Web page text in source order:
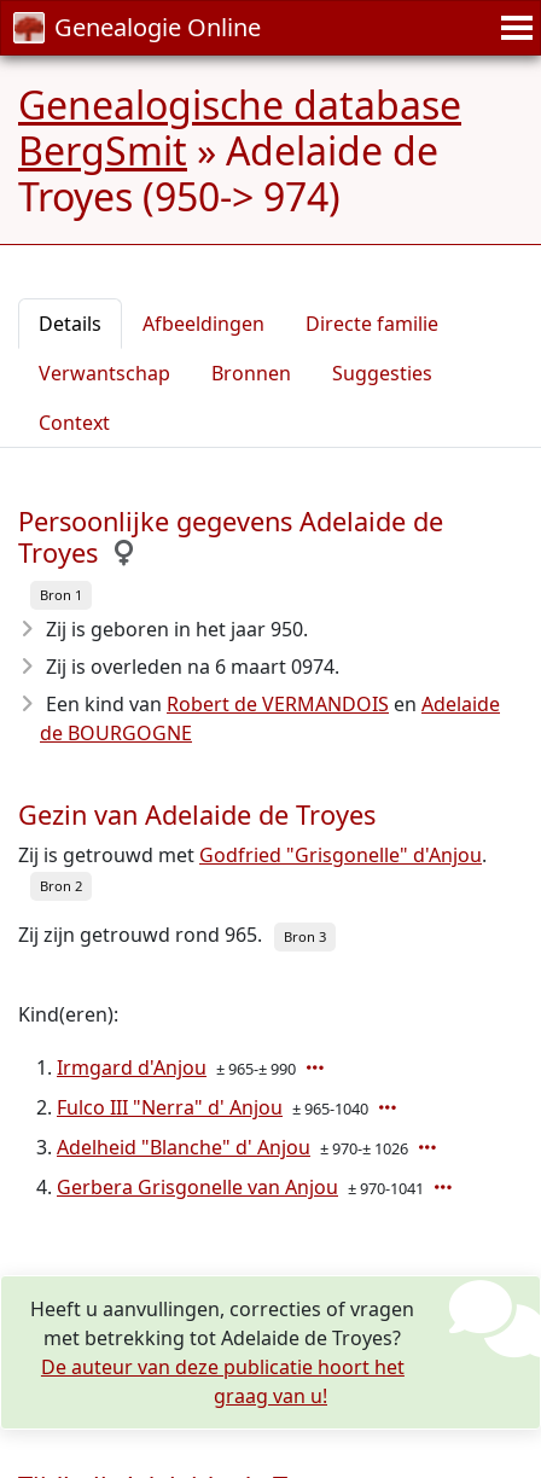
Genealogie Online
Genealogische database
BergSmit » Adelaide de
Troyes (950-> 974)
Details Afbeeldingen
Directe familie
Verwantschap
Bronnen
Suggesties
Context
Persoonlijke gegevens Adelaide de
Troyes
Bron 1
Zij is geboren in het jaar 950.
Zij is overleden na 6 maart 0974.
Een kind van Robert de VERMANDOIS en Adelaide
de BOURGOGNE
Gezin van Adelaide de Troyes
Zij is getrouwd met Godfried "Grisgonelle" d'Anjou.
Bron 2
Zij zijn getrouwd rond 965. Bron 3
Kind(eren):
Irmgard d'Anjou ± 965-± 990
Fulco III "Nerra" d' Anjou ± 965-1040
Adelheid "Blanche" d' Anjou ± 970-± 1026
Gerbera Grisgonelle van Anjou ± 970-1041
Heeft u aanvullingen, correcties of vragen
met betrekking tot Adelaide de Troyes?
De auteur van deze publicatie hoort het
graag van u!